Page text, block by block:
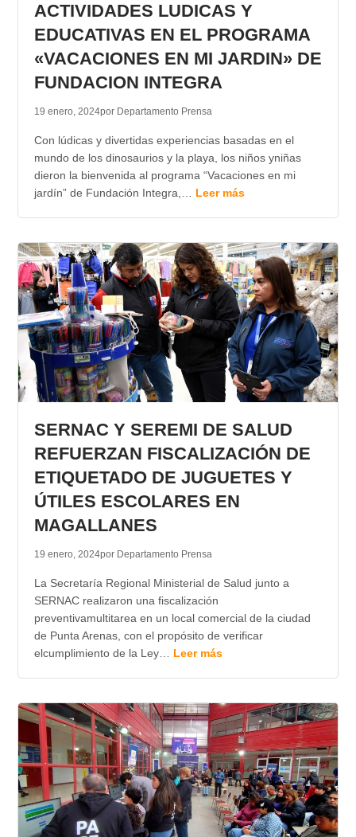
ACTIVIDADES LUDICAS Y
EDUCATIVAS EN EL PROGRAMA
«VACACIONES EN MI JARDIN» DE
FUNDACION INTEGRA
19 enero, 2024por Departamento Prensa
Con lúdicas y divertidas experiencias basadas en el
mundo de los dinosaurios y la playa, los niños yniñas
dieron la bienvenida al programa “Vacaciones en mi
jardín” de Fundación Integra,… Leer más
SERNAC Y SEREMI DE SALUD
REFUERZAN FISCALIZACIÓN DE
ETIQUETADO DE JUGUETES Y
ÚTILES ESCOLARES EN
MAGALLANES
19 enero, 2024por Departamento Prensa
La Secretaría Regional Ministerial de Salud junto a
SERNAC realizaron una fiscalización
preventivamultitarea en un local comercial de la ciudad
de Punta Arenas, con el propósito de verificar
elcumplimiento de la Ley… Leer más